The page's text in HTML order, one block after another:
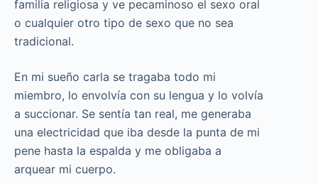
familia religiosa y ve pecaminoso el sexo oral
o cualquier otro tipo de sexo que no sea
tradicional.
En mi sueño carla se tragaba todo mi
miembro, lo envolvía con su lengua y lo volvía
a succionar. Se sentía tan real, me generaba
una electricidad que iba desde la punta de mi
pene hasta la espalda y me obligaba a
arquear mi cuerpo.